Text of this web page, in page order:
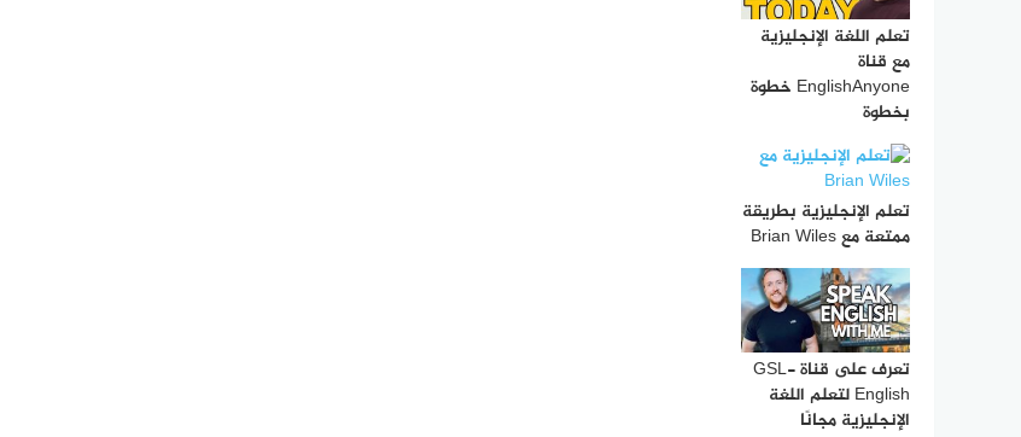
تعلم اللغة الإنجليزية
مع قناة
EnglishAnyone خطوة
بخطوة
تعلم الإنجليزية بطريقة
ممتعة مع Brian Wiles
تعرف على قناة GSL-
English لتعلم اللغة
الإنجليزية مجانًا